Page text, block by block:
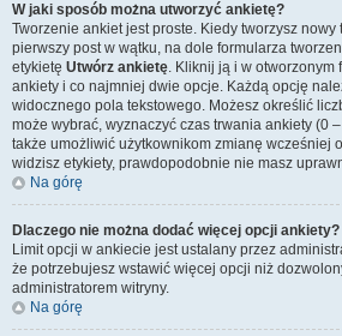
W jaki sposób można utworzyć ankietę?
Tworzenie ankiet jest proste. Kiedy tworzysz
pierwszy post w wątku, na dole formularza
etykietę Utwórz ankietę. Kliknij ją i w otworzonym
ankiety i co najmniej dwie opcje. Każdą opcję
widocznego pola tekstowego. Możesz określić
może wybrać, wyznaczyć czas trwania ankiety (0
także umożliwić użytkownikom zmianę wcześniej
widzisz etykiety, prawdopodobnie nie masz
Na górę
Dlaczego nie można dodać więcej opcji ankiety?
Limit opcji w ankiecie jest ustalany przez
że potrzebujesz wstawić więcej opcji niż
administratorem witryny.
Na górę